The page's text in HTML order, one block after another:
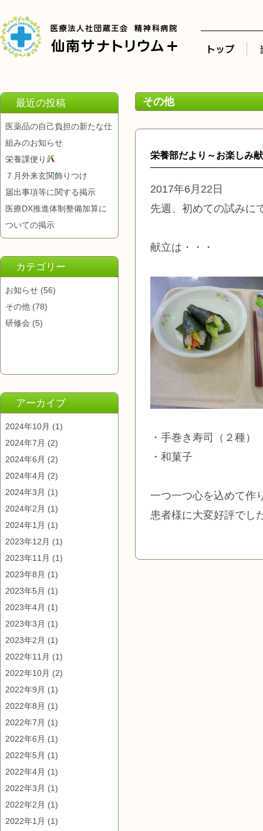
最近の投稿
医薬品の自己負担の新たな仕
組みのお知らせ
栄養課便り
７月外来玄関飾りつけ
届出事項等に関する掲示
医療DX推進体制整備加算に
ついての掲示
カテゴリー
お知らせ (56)
その他 (78)
研修会 (5)
アーカイブ
2024年10月 (1)
2024年7月 (2)
2024年6月 (2)
2024年4月 (2)
2024年3月 (1)
2024年2月 (1)
2024年1月 (1)
2023年12月 (1)
2023年11月 (1)
2023年8月 (1)
2023年5月 (1)
2023年4月 (1)
2023年3月 (1)
2023年2月 (1)
2022年11月 (1)
2022年10月 (2)
2022年9月 (1)
2022年8月 (1)
2022年7月 (1)
2022年6月 (1)
2022年5月 (1)
2022年4月 (1)
2022年3月 (1)
2022年2月 (1)
2022年1月 (1)
その他
栄養部だより～お楽しみ
2017年6月22日
先週、初めての試みに
献立は・・・
・手巻き寿司（２種
・和菓子
一つ一つ心を込めて作
患者様に大変好評でし